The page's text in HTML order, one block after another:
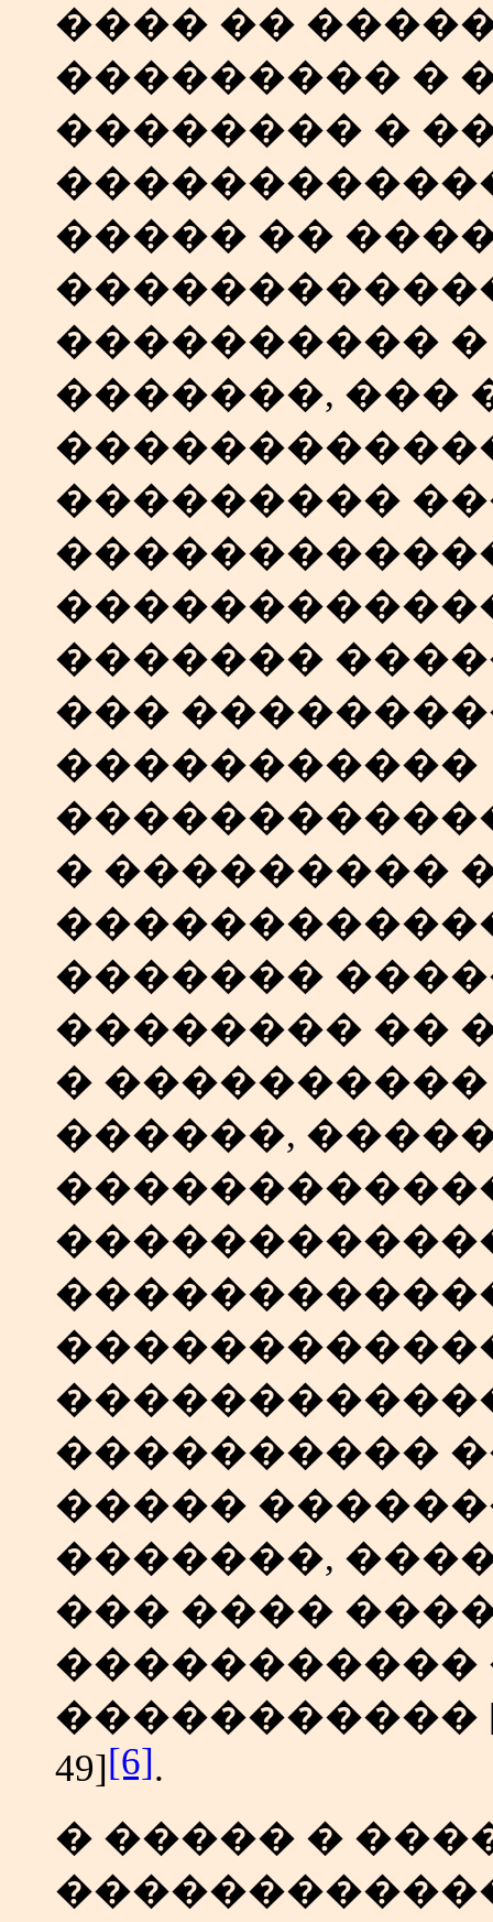
���� ��
��������� �
�������� �
����� ��
����������
�������, ���
���������
�������
���
�����������
� ���������
�������
�������� ��
� ����������
������,
����������
�����
�������,
��� ����
�����������
49][6].
� ����� �